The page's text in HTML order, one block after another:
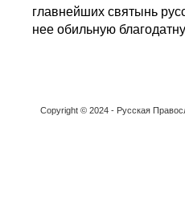
главнейших святынь
нее обильную
Copyright © 2024 - Русская